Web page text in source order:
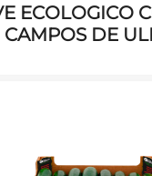
ECOLOGICO
CAMPOS DE